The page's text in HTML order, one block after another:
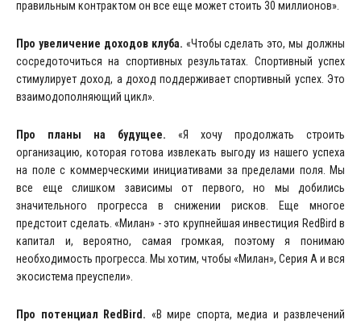
правильным контрактом он все еще может стоить 30 миллионов».
Про увеличение доходов клуба. «Чтобы сделать это, мы должны
сосредоточиться на спортивных результатах. Спортивный успех
стимулирует доход, а доход поддерживает спортивный успех. Это
взаимодополняющий цикл».
Про планы на будущее. «Я хочу продолжать строить
организацию, которая готова извлекать выгоду из нашего успеха
на поле с коммерческими инициативами за пределами поля. Мы
все еще слишком зависимы от первого, но мы добились
значительного прогресса в снижении рисков. Еще многое
предстоит сделать. «Милан» - это крупнейшая инвестиция RedBird в
капитал и, вероятно, самая громкая, поэтому я понимаю
необходимость прогресса. Мы хотим, чтобы «Милан», Серия А и вся
экосистема преуспели».
Про потенциал RedBird. «В мире спорта, медиа и развлечений